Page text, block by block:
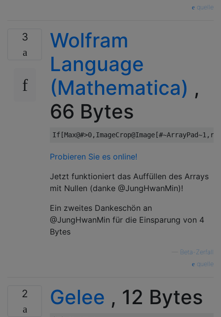
quelle
3
Wolfram
Language
(Mathematica) ,
66 Bytes
Probieren Sie es online!
Jetzt funktioniert das Auffüllen des Arrays
mit Nullen (danke @JungHwanMin)!
Ein zweites Dankeschön an
@JungHwanMin für die Einsparung von 4
Bytes
Beta-Zerfall
quelle
2 Gelee , 12 Bytes